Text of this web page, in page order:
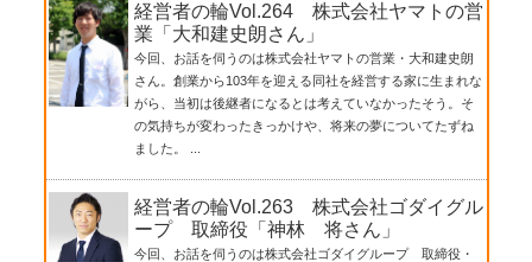
経営者の輪Vol.264 株式会社ヤマトの営
業「大和建史朗さん」
今回、お話を伺うのは株式会社ヤマトの営業・大和建史朗
さん。創業から103年を迎える同社を経営する家に生まれな
がら、当初は後継者になるとは考えていなかったそう。そ
の気持ちが変わったきっかけや、将来の夢についてたずね
ました。 ...
経営者の輪Vol.263 株式会社ゴダイグル
ープ 取締役「神林 将さん」
今回、お話を伺うのは株式会社ゴダイグループ 取締役・